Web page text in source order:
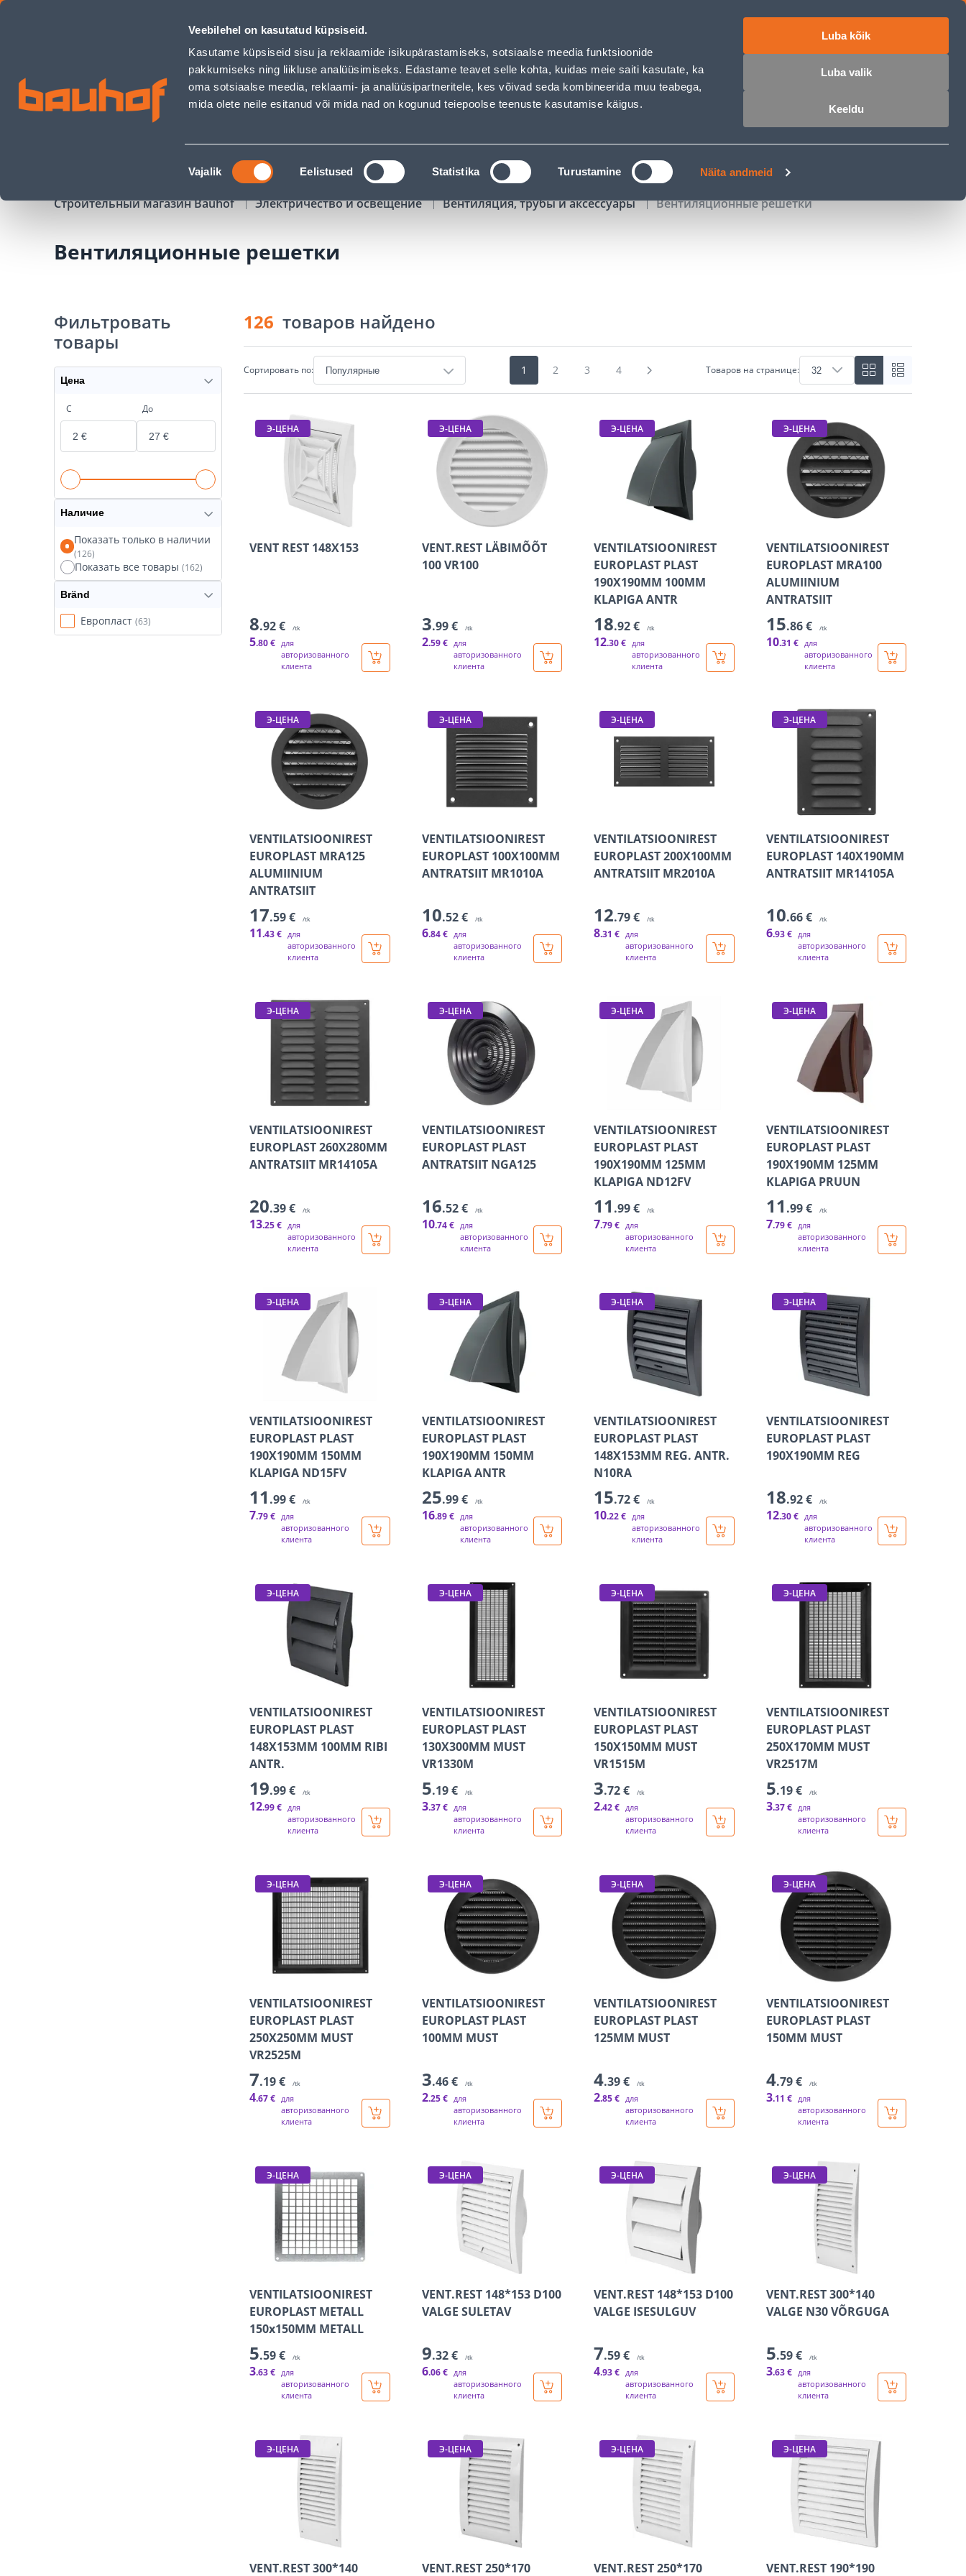
Veebilehel on kasutatud küpsiseid.
Kasutame küpsiseid sisu ja reklaamide isikupärastamiseks, sotsiaalse meedia funktsioonide
pakkumiseks ning liikluse analüüsimiseks. Edastame teavet selle kohta, kuidas meie saiti kasutate, ka
oma sotsiaalse meedia, reklaami- ja analüüsipartneritele, kes võivad seda kombineerida muu teabega,
mida olete neile esitanud või mida nad on kogunud teiepoolse teenuste kasutamise käigus.
Nõusoleku
valik
Vajalik Eelistused Statistika Turustamine Näita andmeid
Luba kõik
Luba valik
Keeldu
Вентиляционные решетки - Bauhof has loaded
Обслуживание бизнес-клиентов Обслуживание частных клиентов Услуги Предложения о работе
ПОИСК
АКЦИИ КАТАЛОГИ АРЕНДА ИНСТРУМЕНТОВ РАССРОЧКА
Строительный магазин Bauhof Электричество и освещение Вентиляция, трубы и аксессуары Вентиляционные решетки
Вентиляционные решетки
126 товаров найдено
Сортировать по: 1 2 3 4 Товаров на странице:
Э-ЦЕНА
VENT REST 148X153
8.92 € /tk
5.80 € для
авторизованного
клиента
Э-ЦЕНА
VENT.REST LÄBIMÕÕT
100 VR100
3.99 € /tk
2.59 € для
авторизованного
клиента
Э-ЦЕНА
VENTILATSIOONIREST
EUROPLAST PLAST
190X190MM 100MM
KLAPIGA ANTR
18.92 € /tk
12.30 € для
авторизованного
клиента
Э-ЦЕНА
VENTILATSIOONIREST
EUROPLAST MRA100
ALUMIINIUM
ANTRATSIIT
15.86 € /tk
10.31 € для
авторизованного
клиента
Э-ЦЕНА
VENTILATSIOONIREST
EUROPLAST MRA125
ALUMIINIUM
ANTRATSIIT
17.59 € /tk
11.43 € для
авторизованного
клиента
Э-ЦЕНА
VENTILATSIOONIREST
EUROPLAST 100X100MM
ANTRATSIIT MR1010A
10.52 € /tk
6.84 € для
авторизованного
клиента
Э-ЦЕНА
VENTILATSIOONIREST
EUROPLAST 200X100MM
ANTRATSIIT MR2010A
12.79 € /tk
8.31 € для
авторизованного
клиента
Э-ЦЕНА
VENTILATSIOONIREST
EUROPLAST 140X190MM
ANTRATSIIT MR14105A
10.66 € /tk
6.93 € для
авторизованного
клиента
Э-ЦЕНА
VENTILATSIOONIREST
EUROPLAST 260X280MM
ANTRATSIIT MR14105A
20.39 € /tk
13.25 € для
авторизованного
клиента
Э-ЦЕНА
VENTILATSIOONIREST
EUROPLAST PLAST
ANTRATSIIT NGA125
16.52 € /tk
10.74 € для
авторизованного
клиента
Э-ЦЕНА
VENTILATSIOONIREST
EUROPLAST PLAST
190X190MM 125MM
KLAPIGA ND12FV
11 .99 € /tk
7.79 € для
авторизованного
клиента
Э-ЦЕНА
VENTILATSIOONIREST
EUROPLAST PLAST
190X190MM 125MM
KLAPIGA PRUUN
11 .99 € /tk
7.79 € для
авторизованного
клиента
Э-ЦЕНА
VENTILATSIOONIREST
EUROPLAST PLAST
190X190MM 150MM
KLAPIGA ND15FV
11 .99 € /tk
7.79 € для
авторизованного
клиента
Э-ЦЕНА
VENTILATSIOONIREST
EUROPLAST PLAST
190X190MM 150MM
KLAPIGA ANTR
25.99 € /tk
16.89 € для
авторизованного
клиента
Э-ЦЕНА
VENTILATSIOONIREST
EUROPLAST PLAST
148X153MM REG. ANTR.
N10RA
15.72 € /tk
10.22 € для
авторизованного
клиента
Э-ЦЕНА
VENTILATSIOONIREST
EUROPLAST PLAST
190X190MM REG
18.92 € /tk
12.30 € для
авторизованного
клиента
Э-ЦЕНА
VENTILATSIOONIREST
EUROPLAST PLAST
148X153MM 100MM RIBI
ANTR.
19.99 € /tk
12.99 € для
авторизованного
клиента
Э-ЦЕНА
VENTILATSIOONIREST
EUROPLAST PLAST
130X300MM MUST
VR1330M
5.19 € /tk
3.37 € для
авторизованного
клиента
Э-ЦЕНА
VENTILATSIOONIREST
EUROPLAST PLAST
150X150MM MUST
VR1515M
3.72 € /tk
2.42 € для
авторизованного
клиента
Э-ЦЕНА
VENTILATSIOONIREST
EUROPLAST PLAST
250X170MM MUST
VR2517M
5.19 € /tk
3.37 € для
авторизованного
клиента
Э-ЦЕНА
VENTILATSIOONIREST
EUROPLAST PLAST
250X250MM MUST
VR2525M
7.19 € /tk
4.67 € для
авторизованного
клиента
Э-ЦЕНА
VENTILATSIOONIREST
EUROPLAST PLAST
100MM MUST
3.46 € /tk
2.25 € для
авторизованного
клиента
Э-ЦЕНА
VENTILATSIOONIREST
EUROPLAST PLAST
125MM MUST
4.39 € /tk
2.85 € для
авторизованного
клиента
Э-ЦЕНА
VENTILATSIOONIREST
EUROPLAST PLAST
150MM MUST
4.79 € /tk
3.11 € для
авторизованного
клиента
Э-ЦЕНА
VENTILATSIOONIREST
EUROPLAST METALL
150x150MM METALL
5.59 € /tk
3.63 € для
авторизованного
клиента
Э-ЦЕНА
VENT.REST 148*153 D100
VALGE SULETAV
9.32 € /tk
6.06 € для
авторизованного
клиента
Э-ЦЕНА
VENT.REST 148*153 D100
VALGE ISESULGUV
7.59 € /tk
4.93 € для
авторизованного
клиента
Э-ЦЕНА
VENT.REST 300*140
VALGE N30 VÕRGUGA
5.59 € /tk
3.63 € для
авторизованного
клиента
Э-ЦЕНА
VENT.REST 300*140
Э-ЦЕНА
VENT.REST 250*170
Э-ЦЕНА
VENT.REST 250*170
Э-ЦЕНА
VENT.REST 190*190
Фильтровать
товары
Цена
С До
Наличие
Показать только в наличии
(126)
Показать все товары (162)
Bränd
Европласт (63)